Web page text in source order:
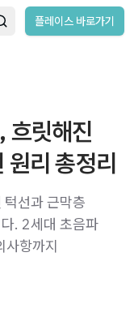
플레이스 바로가기
흐릿해진
원리 총정리
선과 근막층
. 2세대 초음파
사항까지